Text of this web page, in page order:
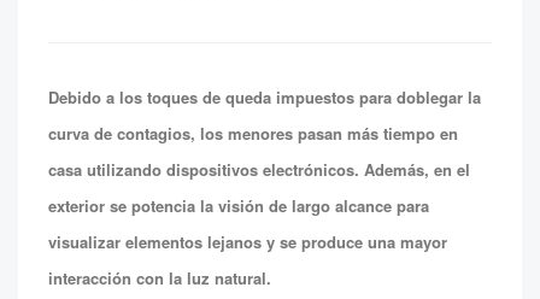
Debido a los toques de queda impuestos para doblegar la
curva de contagios, los menores pasan más tiempo en
casa utilizando dispositivos electrónicos. Además, en el
exterior se potencia la visión de largo alcance para
visualizar elementos lejanos y se produce una mayor
interacción con la luz natural.